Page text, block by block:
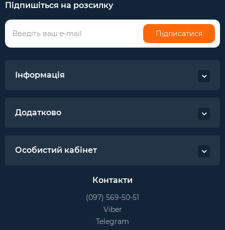
Підпишіться на розсилку
Підписатися
Інформація
Додатково
Особистий кабінет
Контакти
(097) 569-50-51
Viber
Telegram